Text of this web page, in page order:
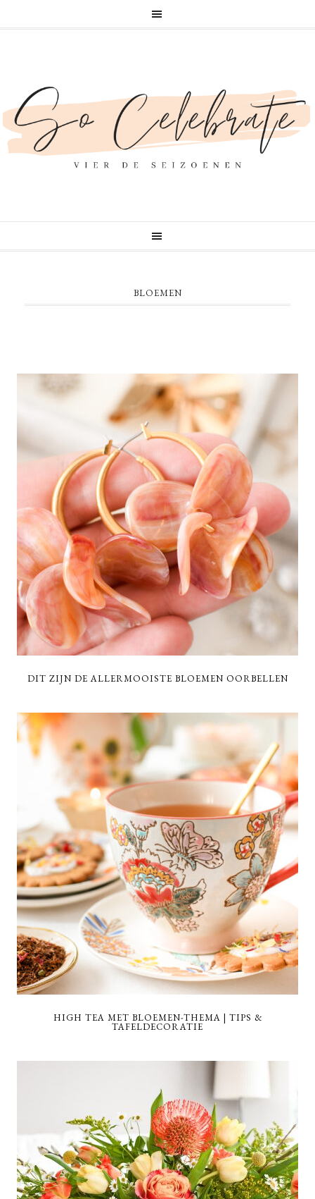
BLOEMEN
DIT ZIJN DE ALLERMOOISTE BLOEMEN OORBELLEN
HIGH TEA MET BLOEMEN-THEMA | TIPS &
TAFELDECORATIE